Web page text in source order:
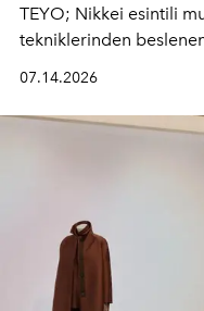
TEYO; Nikkei esintili
tekniklerinden
07.14.2026